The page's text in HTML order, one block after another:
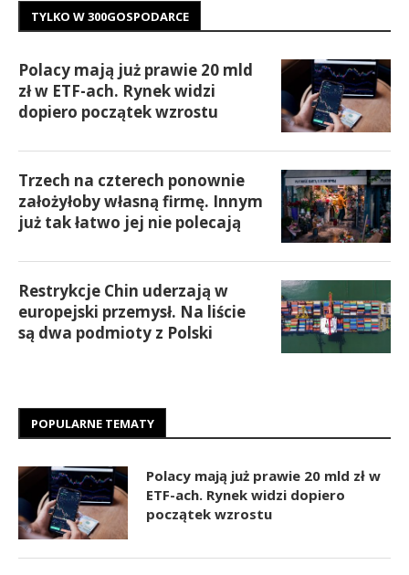
TYLKO W 300GOSPODARCE
Polacy mają już prawie 20 mld
zł w ETF-ach. Rynek widzi
dopiero początek wzrostu
Trzech na czterech ponownie
założyłoby własną firmę. Innym
już tak łatwo jej nie polecają
Restrykcje Chin uderzają w
europejski przemysł. Na liście
są dwa podmioty z Polski
POPULARNE TEMATY
Polacy mają już prawie 20 mld zł w
ETF-ach. Rynek widzi dopiero
początek wzrostu